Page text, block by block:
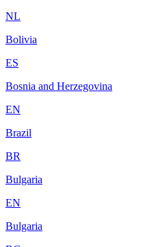
NL
Bolivia
ES
Bosnia and Herzegovina
EN
Brazil
BR
Bulgaria
EN
Bulgaria